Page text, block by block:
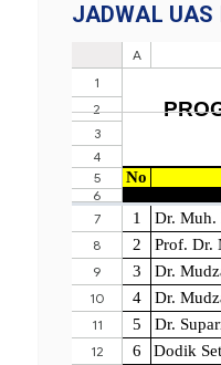
JADWAL UAS